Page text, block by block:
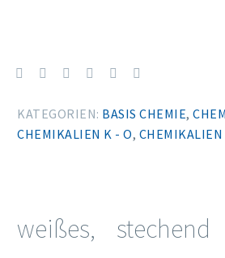
KATEGORIEN: BASIS CHEMIE,
CHEMIKALIEN K - O,
weißes, stechend